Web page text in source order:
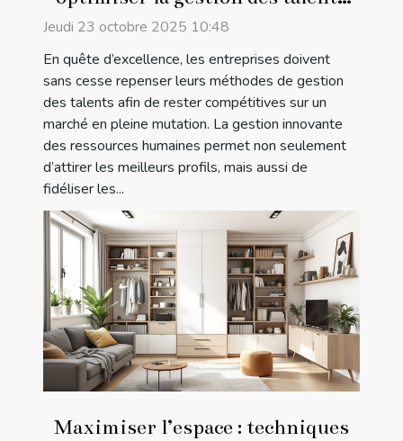
en entreprise
Jeudi 23 octobre 2025 10:48
En quête d’excellence, les entreprises doivent
sans cesse repenser leurs méthodes de gestion
des talents afin de rester compétitives sur un
marché en pleine mutation. La gestion innovante
des ressources humaines permet non seulement
d’attirer les meilleurs profils, mais aussi de
fidéliser les...
Maximiser l’espace : techniques